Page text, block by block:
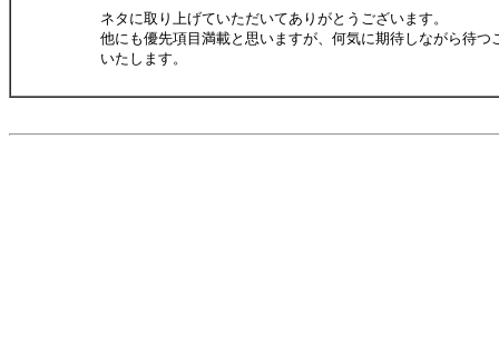
ネタに取り上げていただいてありがとうございます。
他にも優先項目満載と思いますが、何気に期待しながら待つ
いたします。